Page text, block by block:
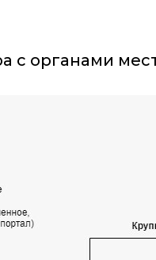
с органами